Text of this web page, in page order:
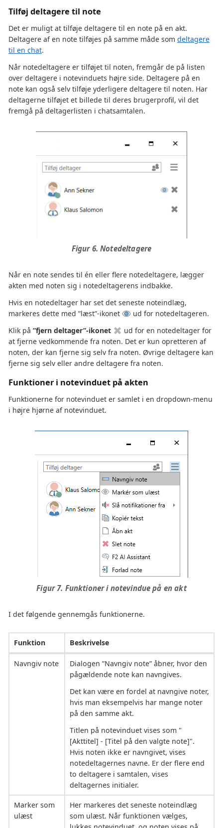
Tilføj deltagere til note
Det er muligt at tilføje deltagere til en note på en akt.
Deltagere af en note tilføjes på samme måde som deltagere
til en chat.
Når notedeltagere er tilføjet til noten, fremgår de på listen
over deltagere i notevinduets højre side. Deltagere på en
note kan også selv tilføje yderligere deltagere til noten. Har
deltagerne tilføjet et billede til deres brugerprofil, vil det
fremgå på deltagerlisten i chatsamtalen.
Figur 6. Notedeltagere
Når en note sendes til én eller flere notedeltagere, lægger
akten med noten sig i notedeltagerens indbakke.
Hvis en notedeltager har set det seneste noteindlæg,
markeres dette med ”læst”-ikonet
ud for notedeltageren.
Klik på ”fjern deltager”-ikonet
ud for en notedeltager for
at fjerne vedkommende fra noten. Det er kun opretteren af
noten, der kan fjerne sig selv fra noten. Øvrige deltagere kan
fjerne sig selv eller andre deltagere fra noten.
Funktioner i notevinduet på akten
Funktionerne for notevinduet er samlet i en dropdown-menu
i højre hjørne af notevinduet.
Figur 7. Funktioner i notevindue på en akt
I det følgende gennemgås funktionerne.
Funktion Beskrivelse
Navngiv note
Dialogen ”Navngiv note” åbner, hvor den
pågældende note kan navngives.
Det kan være en fordel at navngive noter,
hvis man eksempelvis har mange noter
på den samme akt.
Titlen på notevinduet vises som "
[Akttitel] - [Titel på den valgte note]".
Hvis noten ikke er navngivet, vises
notedeltagernes navne. Er der flere end
to deltagere i samtalen, vises
deltagernes initialer.
Marker som
ulæst
Her markeres det seneste noteindlæg
som ulæst. Når funktionen vælges,